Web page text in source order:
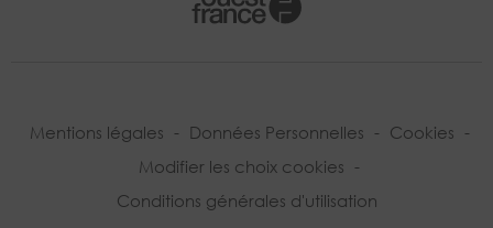
Mentions légales - Données Personnelles - Cookies -
Modifier les choix cookies -
Conditions générales d'utilisation